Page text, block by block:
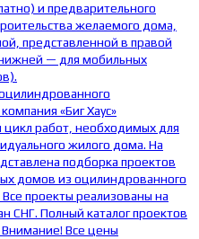
и предварительного
желаемого дома,
представленной в правой
— для мобильных
«Биг Хаус»
цикл работ, необходимых для
жилого дома. На
подборка проектов
домов из оцилиндрованного
проекты реализованы на
СНГ. Полный каталог проектов
Внимание! Все цены